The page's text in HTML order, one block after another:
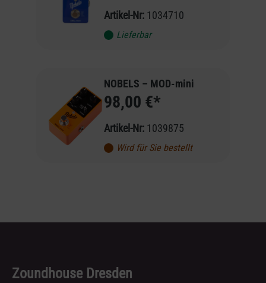
Artikel-Nr: 1034710
Lieferbar
NOBELS – MOD-mini
98,00 €*
Artikel-Nr: 1039875
Wird für Sie bestellt
Zoundhouse Dresden